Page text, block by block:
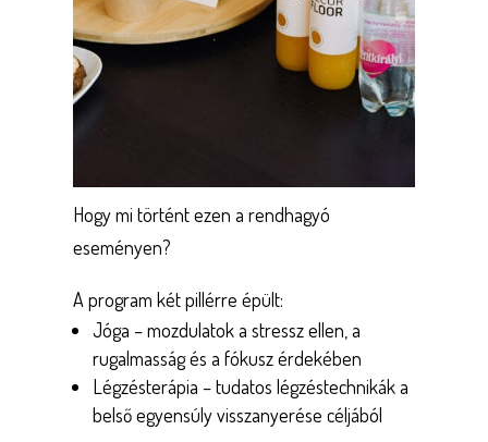
Hogy mi történt ezen a rendhagyó
eseményen?
A program két pillérre épült:
Jóga – mozdulatok a stressz ellen, a
rugalmasság és a fókusz érdekében
Légzésterápia – tudatos légzéstechnikák a
belső egyensúly visszanyerése céljából